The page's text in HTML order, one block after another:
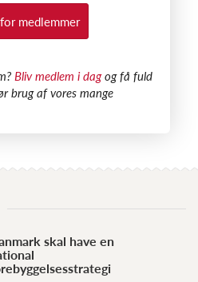
medlemmer
Bliv medlem i dagog få fuld
brug af vores mange
skal have en